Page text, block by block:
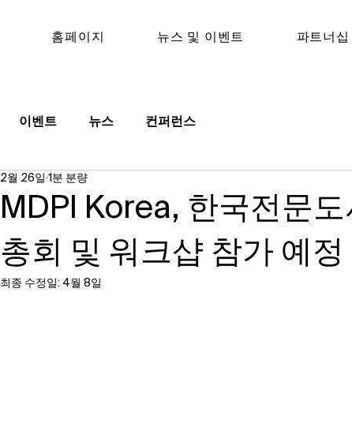
홈페이지 뉴스 및 이벤트 파트너십
이벤트 뉴스 컨퍼런스
MDPI Korea, 한국전문도
총회 및 워크샵 참가 예정
2월 26일 1분 분량
최종 수정일: 4월 8일